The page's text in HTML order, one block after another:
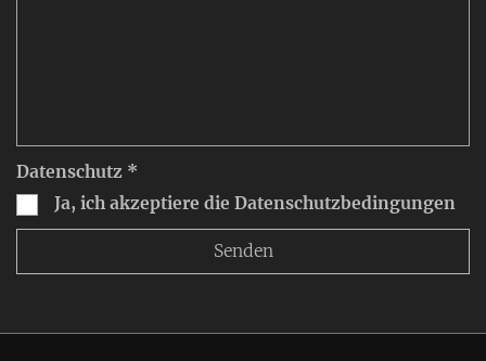
Datenschutz *
Ja, ich akzeptiere die Datenschutzbedingungen